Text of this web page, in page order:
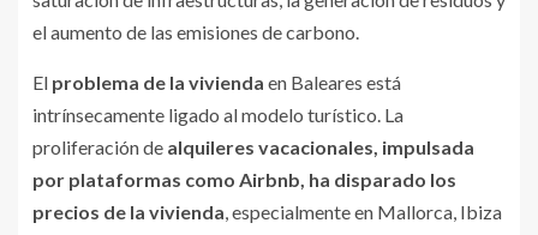
el aumento de las emisiones de carbono.
El problema de la vivienda en Baleares está
intrínsecamente ligado al modelo turístico. La
proliferación de alquileres vacacionales, impulsada
por plataformas como Airbnb, ha disparado los
precios de la vivienda, especialmente en Mallorca, Ibiza